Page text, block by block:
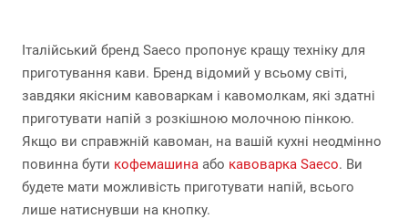
Італійський бренд Saeco пропонує кращу техніку для
приготування кави. Бренд відомий у всьому світі,
завдяки якісним кавоваркам і кавомолкам, які здатні
приготувати напій з розкішною молочною пінкою.
Якщо ви справжній кавоман, на вашій кухні неодмінно
повинна бути кофемашина або кавоварка Saeco. Ви
будете мати можливість приготувати напій, всього
лише натиснувши на кнопку.